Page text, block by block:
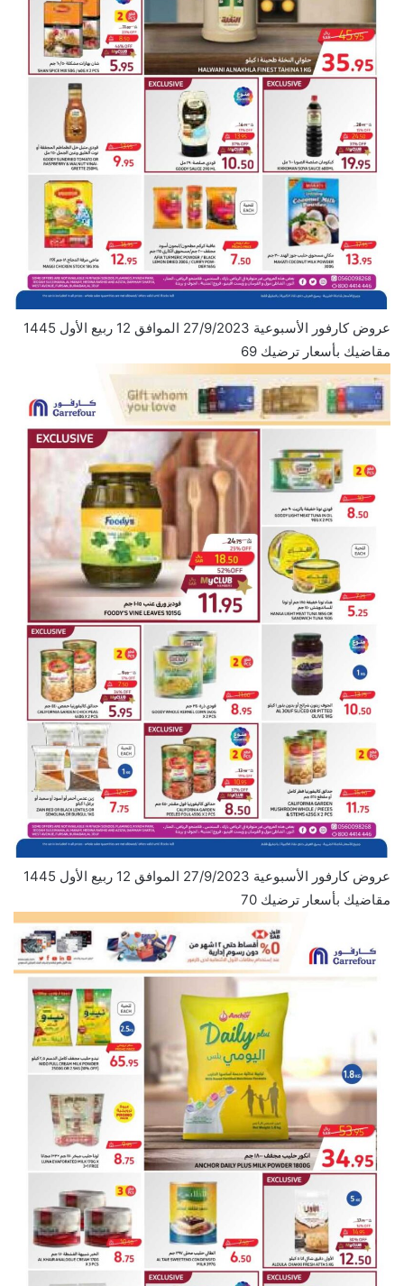
عروض كارفور الأسبوعية 27/9/2023 الموافق 12 ربيع الأول 1445
مقاضيك بأسعار ترضيك 69
عروض كارفور الأسبوعية 27/9/2023 الموافق 12 ربيع الأول 1445
مقاضيك بأسعار ترضيك 70